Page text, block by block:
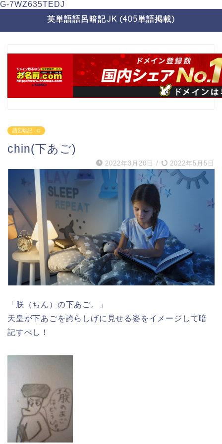
G-7WZ635TEDJ
英単語語呂暗記JK (405単語掲載)
語呂暗記 - C
chin(下あご)
2022年3月20日 / 2022年5月5日
「朕（ちん）の下あご。」
天皇が下あごを誇らしげに見せる姿をイメージして暗
記すべし！